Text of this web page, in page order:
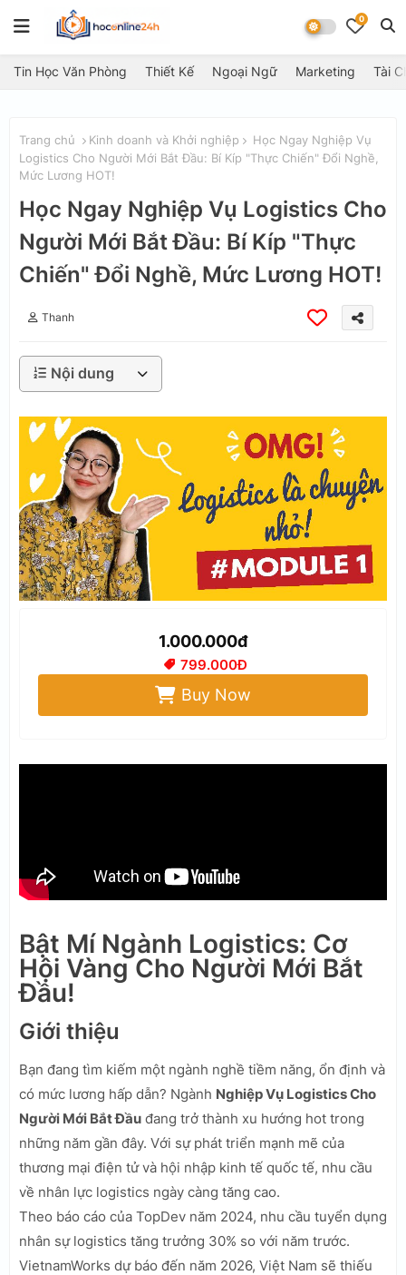
0
Tin Học Văn Phòng Thiết Kế Ngoại Ngữ Marketing Tài
Trang chủ Kinh doanh và Khởi nghiệp
Học Ngay Nghiệp Vụ
Logistics Cho Người Mới Bắt Đầu: Bí Kíp "Thực Chiến" Đổi Nghề,
Mức Lương HOT!
Học Ngay Nghiệp Vụ Logistics Cho
Người Mới Bắt Đầu: Bí Kíp "Thực
Chiến" Đổi Nghề, Mức Lương HOT!
Thanh
Nội dung
1.000.000đ
799.000Đ
Buy Now
Bật Mí Ngành Logistics: Cơ
Hội Vàng Cho Người Mới Bắt
Đầu!
Giới thiệu
Bạn đang tìm kiếm một ngành nghề tiềm năng, ổn định và
có mức lương hấp dẫn? Ngành Nghiệp Vụ Logistics Cho
Người Mới Bắt Đầu đang trở thành xu hướng hot trong
những năm gần đây. Với sự phát triển mạnh mẽ của
thương mại điện tử và hội nhập kinh tế quốc tế, nhu cầu
về nhân lực logistics ngày càng tăng cao.
Theo báo cáo của TopDev năm 2024, nhu cầu tuyển dụng
nhân sự logistics tăng trưởng 30% so với năm trước.
VietnamWorks dự báo đến năm 2026, Việt Nam sẽ thiếu